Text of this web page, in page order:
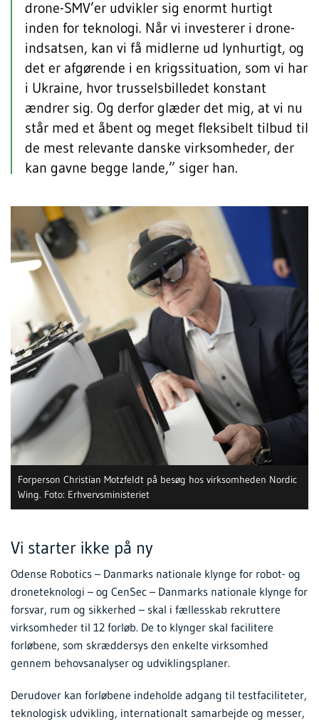
drone-SMV’er udvikler sig enormt hurtigt
inden for teknologi. Når vi investerer i drone-
indsatsen, kan vi få midlerne ud lynhurtigt, og
det er afgørende i en krigssituation, som vi har
i Ukraine, hvor trusselsbilledet konstant
ændrer sig. Og derfor glæder det mig, at vi nu
står med et åbent og meget fleksibelt tilbud til
de mest relevante danske virksomheder, der
kan gavne begge lande,” siger han.
Forperson Christian Motzfeldt på besøg hos virksomheden Nordic
Wing. Foto: Erhvervsministeriet
Vi starter ikke på ny
Odense Robotics – Danmarks nationale klynge for robot- og
droneteknologi – og CenSec – Danmarks nationale klynge for
forsvar, rum og sikkerhed – skal i fællesskab rekruttere
virksomheder til 12 forløb. De to klynger skal facilitere
forløbene, som skræddersys den enkelte virksomhed
gennem behovsanalyser og udviklingsplaner.
Derudover kan forløbene indeholde adgang til testfaciliteter,
teknologisk udvikling, internationalt samarbejde og messer,